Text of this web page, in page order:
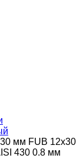
мм FUB 12х30
430 0.8 мм